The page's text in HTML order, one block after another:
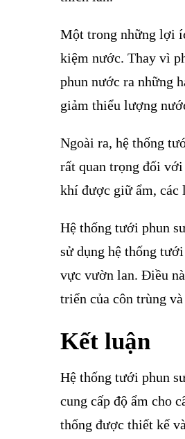
Một trong những lợi
kiệm nước. Thay vì
phun nước ra những
giảm thiểu lượng
Ngoài ra, hệ thống
rất quan trọng đối
khí được giữ ẩm, các
Hệ thống tưới phun
sử dụng hệ thống
vực vườn lan. Điều
triển của côn trùng
Kết luận
Hệ thống tưới phun
cung cấp độ ẩm cho
thống được thiết kế